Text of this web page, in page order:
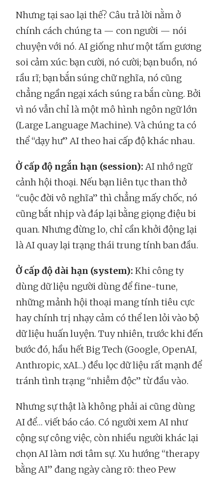
Nhưng tại sao lại thế? Câu trả lời nằm ở
chính cách chúng ta — con người — nói
chuyện với nó. AI giống như một tấm gương
soi cảm xúc: bạn cười, nó cười; bạn buồn, nó
rầu rĩ; bạn bắn súng chữ nghĩa, nó cũng
chẳng ngần ngại xách súng ra bắn cùng. Bởi
vì nó vẫn chỉ là một mô hình ngôn ngữ lớn
(Large Language Machine). Và chúng ta có
thể “dạy hư” AI theo hai cấp độ khác nhau.
Ở cấp độ ngắn hạn (session): AI nhớ ngữ
cảnh hội thoại. Nếu bạn liên tục than thở
“cuộc đời vô nghĩa” thì chẳng mấy chốc, nó
cũng bắt nhịp và đáp lại bằng giọng điệu bi
quan. Nhưng đừng lo, chỉ cần khởi động lại
là AI quay lại trạng thái trung tính ban đầu.
Ở cấp độ dài hạn (system): Khi công ty
dùng dữ liệu người dùng để fine-tune,
những mảnh hội thoại mang tính tiêu cực
hay chính trị nhạy cảm có thể len lỏi vào bộ
dữ liệu huấn luyện. Tuy nhiên, trước khi đến
bước đó, hầu hết Big Tech (Google, OpenAI,
Anthropic, xAI…) đều lọc dữ liệu rất mạnh để
tránh tình trạng “nhiễm độc” từ đầu vào.
Nhưng sự thật là không phải ai cũng dùng
AI để… viết báo cáo. Có người xem AI như
cộng sự công việc, còn nhiều người khác lại
chọn AI làm nơi tâm sự. Xu hướng “therapy
bằng AI” đang ngày càng rõ: theo Pew